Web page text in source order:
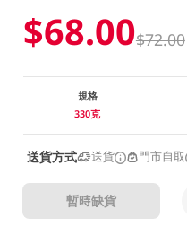
$68.00$72.00
規格
330克
送貨方式 送貨 門市自取
暫時缺貨